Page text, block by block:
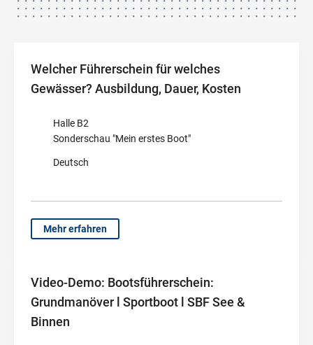
Welcher Führerschein für welches
Gewässer? Ausbildung, Dauer, Kosten
Halle B2
Sonderschau "Mein erstes Boot"
Deutsch
Mehr erfahren
Video-Demo: Bootsführerschein:
Grundmanöver l Sportboot l SBF See &
Binnen